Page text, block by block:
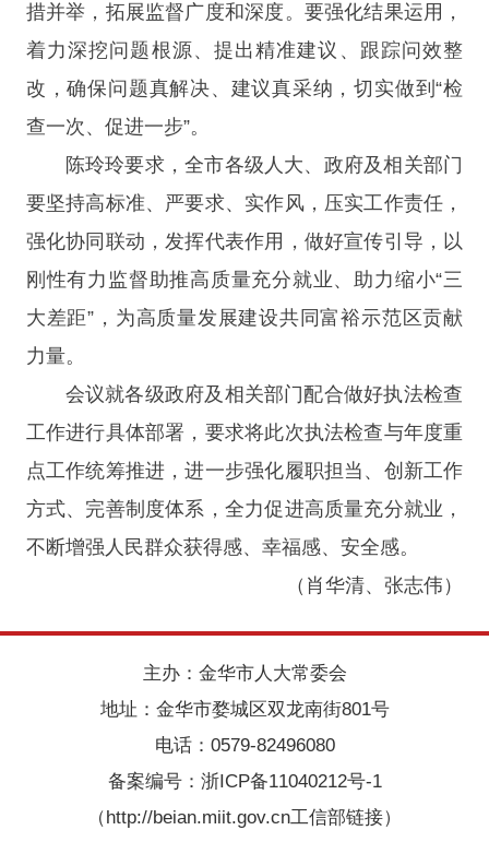
措并举，拓展监督广度和深度。要强化结果运用，
着力深挖问题根源、提出精准建议、跟踪问效整
改，确保问题真解决、建议真采纳，切实做到“检
查一次、促进一步”。
陈玲玲要求，全市各级人大、政府及相关部门
要坚持高标准、严要求、实作风，压实工作责任，
强化协同联动，发挥代表作用，做好宣传引导，以
刚性有力监督助推高质量充分就业、助力缩小“三
大差距”，为高质量发展建设共同富裕示范区贡献
力量。
会议就各级政府及相关部门配合做好执法检查
工作进行具体部署，要求将此次执法检查与年度重
点工作统筹推进，进一步强化履职担当、创新工作
方式、完善制度体系，全力促进高质量充分就业，
不断增强人民群众获得感、幸福感、安全感。
（肖华清、张志伟）
主办：金华市人大常委会
地址：金华市婺城区双龙南街801号
电话：0579-82496080
备案编号： 浙ICP备11040212号-1
（http://beian.miit.gov.cn工信部链接）